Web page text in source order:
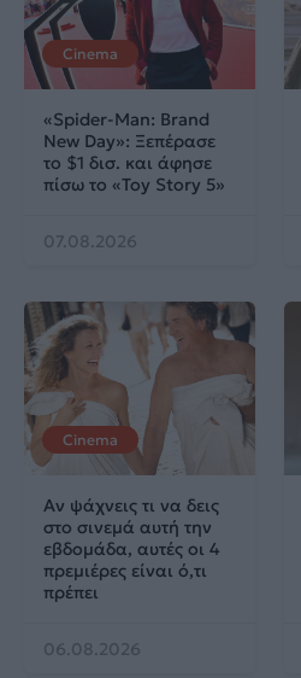
Cinema
«Spider-Man: Brand
New Day»: Ξεπέρασε
το $1 δισ. και άφησε
πίσω το «Toy Story 5»
07.08.2026
Cinema
Αν ψάχνεις τι να δεις
στο σινεμά αυτή την
εβδομάδα, αυτές οι 4
πρεμιέρες είναι ό,τι
πρέπει
06.08.2026